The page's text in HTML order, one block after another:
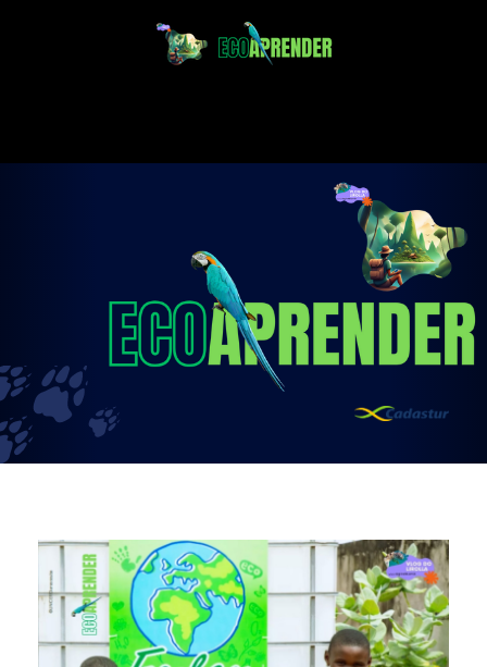
Projeto Ecoaprender
Educação Ambiental